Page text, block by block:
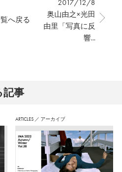
2017/12/8
奥山由之×光田
由里「写真に反
響...
へ戻る
記事
ARTICLES ／ アーカイブ